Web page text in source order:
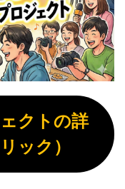
クトの詳
ック）